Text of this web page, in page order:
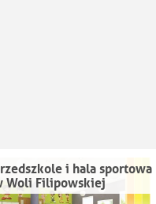
i hala sportowa
Woli Filipowskiej